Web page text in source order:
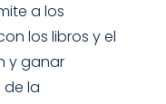
a los
los libros y el
y ganar
de la